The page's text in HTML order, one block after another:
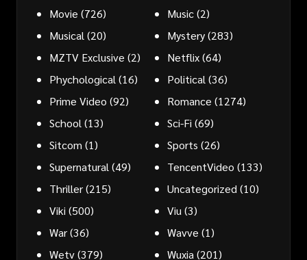
Movie (726) Music(2)
Musical(20) Mystery(283)
MZTV Exclusive (2) Netflix(64)
Phychological(16) Political(36)
Prime Video (92) Romance (1274)
School(13) Sci-Fi (69)
Sitcom (1) Sports (26)
Supernatural(49) TencentVideo (133)
Thriller(215) Uncategorized(10)
Viki (500) Viu(3)
War(36) Wavve (1)
Wetv(379) Wuxia(201)